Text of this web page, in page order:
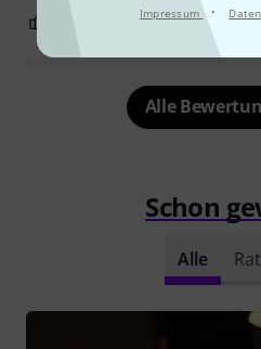
Impressum ·
BEWERTUNG
Alle
Schon
Alle